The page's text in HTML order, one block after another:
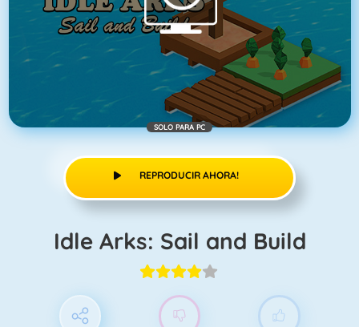
SOLO PARA PC
REPRODUCIR AHORA!
Idle Arks: Sail and Build